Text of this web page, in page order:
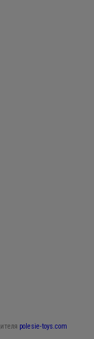
polesie-toys.com